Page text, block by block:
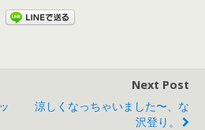
Next Post
涼しくなっちゃいました〜、な
沢登り。